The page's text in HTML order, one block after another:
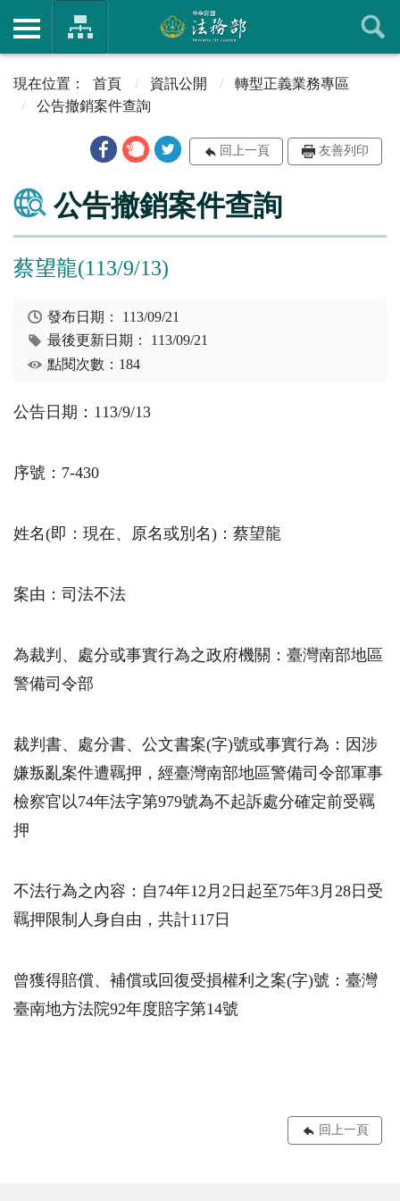
首頁 資訊公開
轉型正義業務專區
公告撤銷案件查詢
回上一頁 友善列印
公告撤銷案件查詢
蔡望龍(113/9/13)
發布日期： 113/09/21
最後更新日期： 113/09/21
點閱次數：184
公告日期：113/9/13
序號：7-430
姓名(即：現在、原名或別名) ：蔡望龍
案由：司法不法
為裁判、處分或事實行為之政府機關：臺灣南部地區
警備司令部
裁判書、處分書、公文書案(字)號或事實行為：因涉
嫌叛亂案件遭羈押，經臺灣南部地區警備司令部軍事
檢察官以74年法字第979號為不起訴處分確定前受羈
押
不法行為之內容：自74年12月2日起至75年3月28日受
羈押限制人身自由，共計117日
曾獲得賠償、補償或回復受損權利之案(字)號：臺灣
臺南地方法院92年度賠字第14號
回上一頁